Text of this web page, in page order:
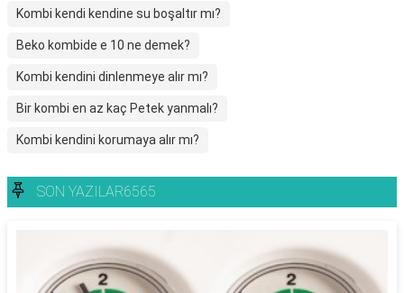
Kombi kendi kendine su boşaltır mı?
Beko kombide e 10 ne demek?
Kombi kendini dinlenmeye alır mı?
Bir kombi en az kaç Petek yanmalı?
Kombi kendini korumaya alır mı?
SON YAZILAR6565